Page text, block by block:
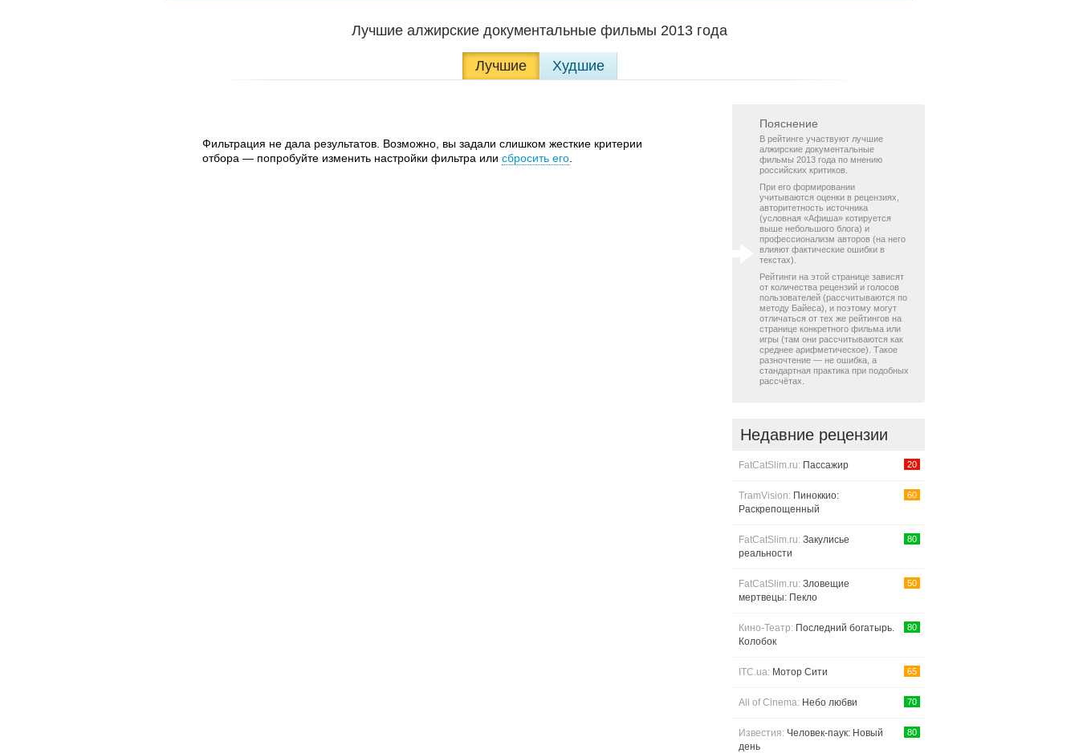
Лучшие алжирские документальные фильмы 2013 года
Лучшие Худшие
Фильтрация не дала результатов. Возможно, вы задали слишком жесткие критерии
отбора — попробуйте изменить настройки фильтра или сбросить его
Пояснение
В рейтинге участвуют лучшие
алжирские документальные
фильмы 2013 года по мнению
российских критиков.
При его формировании
учитываются оценки в рецензиях,
авторитетность источника
(условная «Афиша» котируется
выше небольшого блога) и
профессионализм авторов (на него
влияют фактические ошибки в
текстах).
Рейтинги на этой странице зависят
от количества рецензий и голосов
пользователей (рассчитываются по
методу Байеса), и поэтому могут
отличаться от тех же рейтингов на
странице конкретного фильма или
игры (там они рассчитываются как
среднее арифметическое). Такое
разночтение — не ошибка, а
стандартная практика при подобных
рассчётах.
Недавние рецензии
FatCatSlim.ru: Пассажир 20
TramVision: Пиноккио:
Раскрепощенный
60
FatCatSlim.ru: Закулисье
реальности
80
FatCatSlim.ru: Зловещие
мертвецы: Пекло
50
Кино-Театр: Последний богатырь.
Колобок
80
ITC.ua: Мотор Сити 65
All of Cinema: Небо любви 70
Известия: Человек-паук: Новый
день
80